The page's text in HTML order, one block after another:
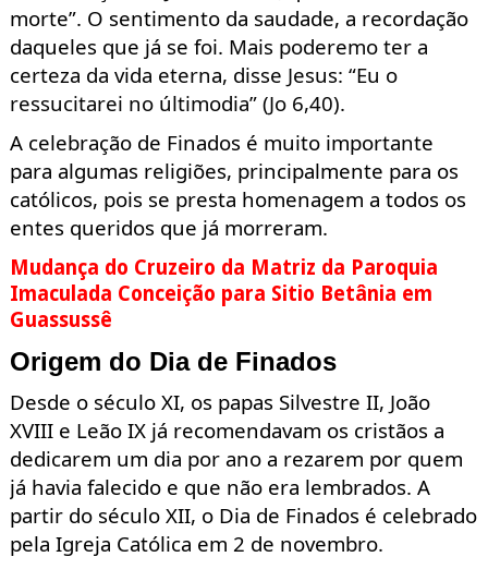
morte”. O sentimento da saudade, a recordação
daqueles que já se foi. Mais poderemo ter a
certeza da vida eterna, disse Jesus: “Eu o
ressucitarei no últimodia”(Jo 6,40).
A celebração de Finados é muito importante
para algumas religiões, principalmente para os
católicos, pois se presta homenagem a todos os
entes queridos que já morreram.
Mudança do Cruzeiro da Matriz da Paroquia
Imaculada Conceição para Sitio Betânia em
Guassussê
Origem do Dia de Finados
Desde o século XI, os papas Silvestre II, João
XVIII e Leão IX já recomendavam os cristãos a
dedicarem um dia por ano a rezarem por quem
já havia falecido e que não era lembrados. A
partir do século XII, o Dia de Finados é celebrado
pela Igreja Católica em 2 de novembro.